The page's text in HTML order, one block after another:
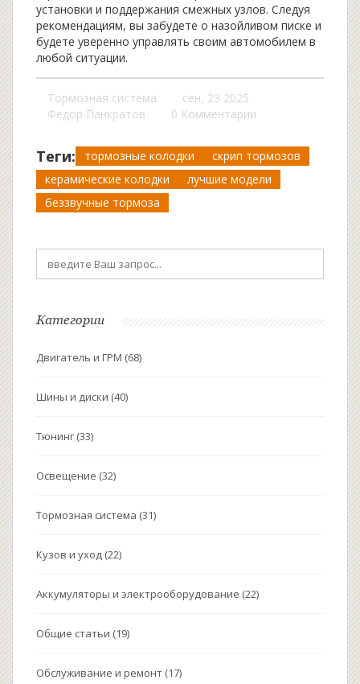
установки и поддержания смежных узлов. Следуя
рекомендациям, вы забудете о назойливом писке и
будете уверенно управлять своим автомобилем в
любой ситуации.
Тормозная система
сен, 23 2025
Федор Панкратов
0 Комментарии
Теги: тормозные колодки
скрип тормозов
керамические колодки
лучшие модели
беззвучные тормоза
Категории
Двигатель и ГРМ (68)
Шины и диски (40)
Тюнинг (33)
Освещение (32)
Тормозная система (31)
Кузов и уход (22)
Аккумуляторы и электрооборудование (22)
Общие статьи (19)
Обслуживание и ремонт (17)